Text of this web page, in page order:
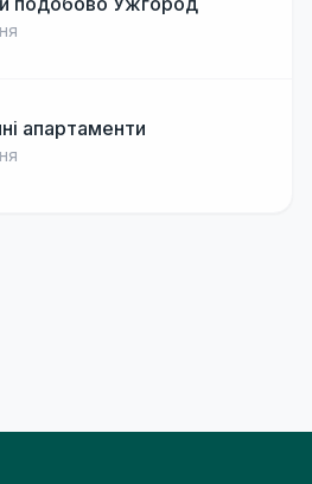
апартаменти